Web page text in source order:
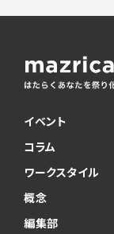
イベント
コラム
ワークスタイル
概念
編集部